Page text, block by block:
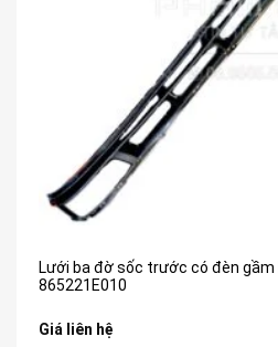
Lưới ba đờ sốc trước có đèn gầm
865221E010
Giá liên hệ